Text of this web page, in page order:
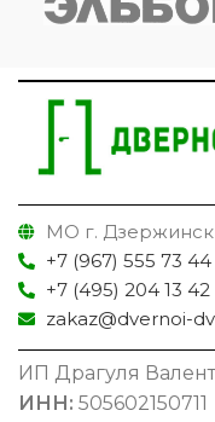
МО г.
+7 (967) 555 73 44
+7 (495) 204 13 42
zakaz@dvernoi-
ИП Драгуля
ИНН: 505602150711